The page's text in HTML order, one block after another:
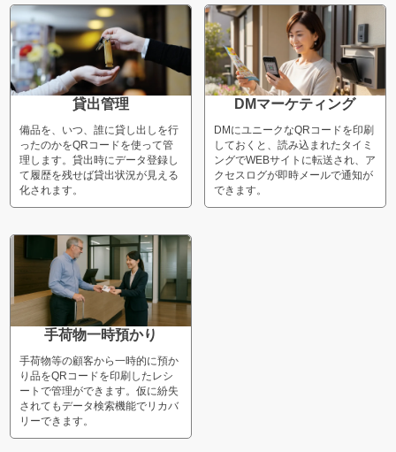
貸出管理
備品を、いつ、誰に貸し出しを行
ったのかをQRコードを使って管
理します。貸出時にデータ登録し
て履歴を残せば貸出状況が見える
化されます。
DMマーケティング
DMにユニークなQRコードを印刷
しておくと、読み込まれたタイミ
ングでWEBサイトに転送され、ア
クセスログが即時メールで通知が
できます。
手荷物一時預かり
手荷物等の顧客から一時的に預か
り品をQRコードを印刷したレシ
ートで管理ができます。仮に紛失
されてもデータ検索機能でリカバ
リーできます。